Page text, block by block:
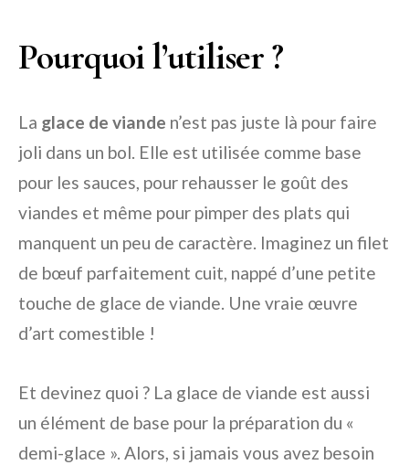
Pourquoi l’utiliser ?
La glace de viande n’est pas juste là pour faire
joli dans un bol. Elle est utilisée comme base
pour les sauces, pour rehausser le goût des
viandes et même pour pimper des plats qui
manquent un peu de caractère. Imaginez un filet
de bœuf parfaitement cuit, nappé d’une petite
touche de glace de viande. Une vraie œuvre
d’art comestible !
Et devinez quoi ? La glace de viande est aussi
un élément de base pour la préparation du «
demi-glace ». Alors, si jamais vous avez besoin